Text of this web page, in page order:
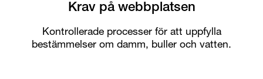
Krav på webbplatsen
Kontrollerade processer för att uppfylla
bestämmelser om damm, buller och vatten.